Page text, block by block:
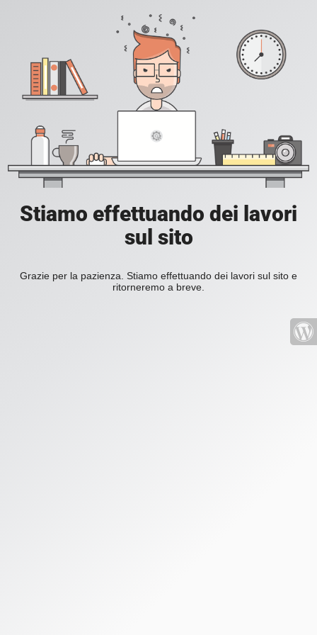
Stiamo effettuando dei lavori
sul sito
Grazie per la pazienza. Stiamo effettuando dei lavori sul sito e
ritorneremo a breve.